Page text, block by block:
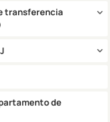
transferencia
de